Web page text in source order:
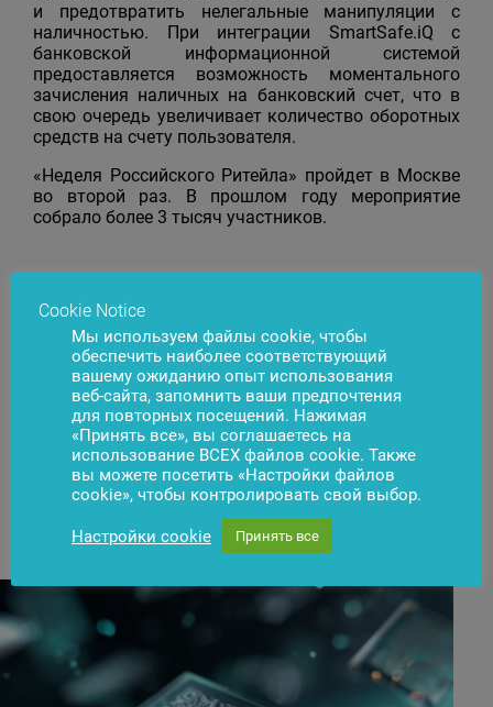
и предотвратить нелегальные манипуляции с
наличностью. При интеграции SmartSafe.iQ с
банковской информационной системой
предоставляется возможность моментального
зачисления наличных на банковский счет, что в
свою очередь увеличивает количество оборотных
средств на счету пользователя.
«Неделя Российского Ритейла» пройдет в Москве
во второй раз. В прошлом году мероприятие
собрало более 3 тысяч участников.
Появились вопросы?
Cookie Notice
Мы используем файлы cookie, чтобы
обеспечить наиболее соответствующий
вашему ожиданию опыт использования
веб-сайта, запомнить ваши предпочтения
для повторных посещений. Нажимая
«Принять все», вы соглашаетесь на
использование ВСЕХ файлов cookie. Также
вы можете посетить «Настройки файлов
cookie», чтобы контролировать свой выбор.
Настройки cookie Принять все